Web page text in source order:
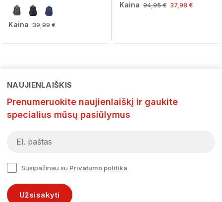
Kaina 39,99 €
Kaina 94,95 € 37,98 €
NAUJIENLAIŠKIS
Prenumeruokite naujienlaiškį ir gaukite
specialius mūsų pasiūlymus
Susipažinau su Privatumo politika
Užsisakyti